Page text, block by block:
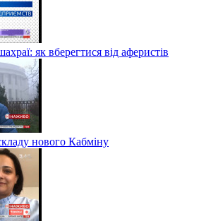
як вберегтися від аферистів
нового Кабміну